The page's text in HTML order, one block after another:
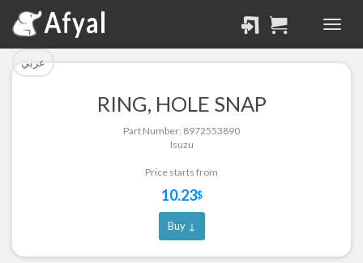
عربي
RING, HOLE SNAP
Part Number: 8972553890
Isuzu
Price starts from
10.23$
Buy ↓
تم إضافة القطعة بنجاح.
Part Successfully
Selected
تم إضافة القطعة للسلة
بنجاح.
Part Added to Cart